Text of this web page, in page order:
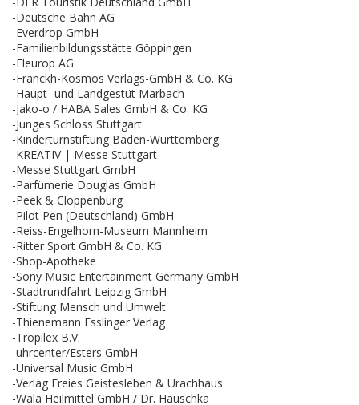
-Deutsche Bahn AG
-Everdrop GmbH
-Familienbildungsstätte Göppingen
-Fleurop AG
-Franckh-Kosmos Verlags-GmbH & Co. KG
-Haupt- und Landgestüt Marbach
-Jako-o / HABA Sales GmbH & Co. KG
-Junges Schloss Stuttgart
-Kinderturnstiftung Baden-Württemberg
-KREATIV | Messe Stuttgart
-Messe Stuttgart GmbH
-Parfümerie Douglas GmbH
-Peek & Cloppenburg
-Pilot Pen (Deutschland) GmbH
-Reiss-Engelhorn-Museum Mannheim
-Ritter Sport GmbH & Co. KG
-Shop-Apotheke
-Sony Music Entertainment Germany GmbH
-Stadtrundfahrt Leipzig GmbH
-Stiftung Mensch und Umwelt
-Thienemann Esslinger Verlag
-Tropilex B.V.
-uhrcenter/Esters GmbH
-Universal Music GmbH
-Verlag Freies Geistesleben & Urachhaus
-Wala Heilmittel GmbH / Dr. Hauschka